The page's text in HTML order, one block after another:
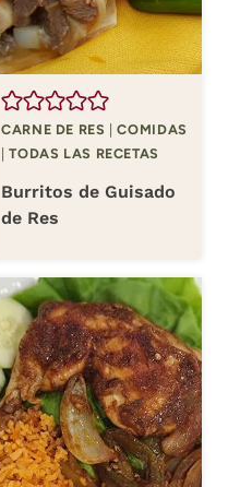
CARNE DE RES |COMIDAS
|TODAS LAS RECETAS
Burritos de Guisado
de Res